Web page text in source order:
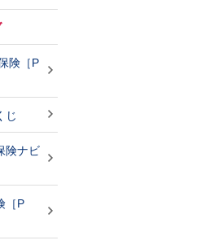
険［P
じ
険ナビ
［P